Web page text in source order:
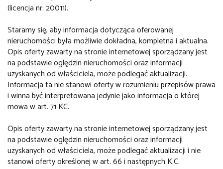
(licencja nr: 20011).
Staramy się, aby informacja dotycząca oferowanej
nieruchomości była możliwie dokładna, kompletna i aktualna.
Opis oferty zawarty na stronie internetowej sporządzany jest
na podstawie oględzin nieruchomości oraz informacji
uzyskanych od właściciela, może podlegać aktualizacji.
Informacja ta nie stanowi oferty w rozumieniu przepisów prawa
i winna być interpretowana jedynie jako informacja o której
mowa w art. 71 KC.
Opis oferty zawarty na stronie internetowej sporządzany jest
na podstawie oględzin nieruchomości oraz informacji
uzyskanych od właściciela, może podlegać aktualizacji i nie
stanowi oferty określonej w art. 66 i następnych K.C.